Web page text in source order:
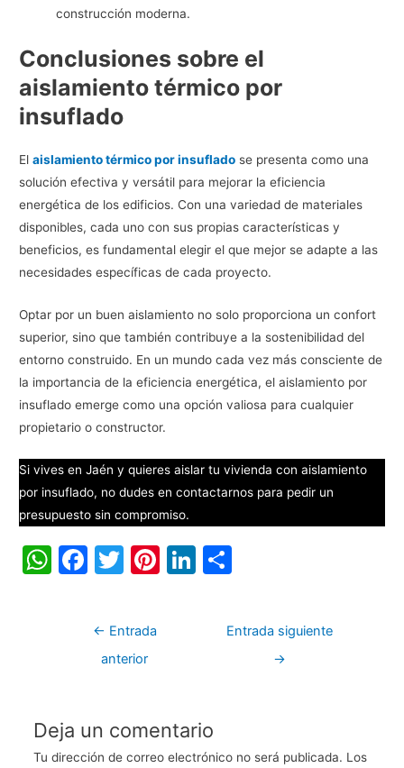
construcción moderna.
Conclusiones sobre el
aislamiento térmico por
insuflado
Elaislamiento térmico por insuflado se presenta como una
solución efectiva y versátil para mejorar la eficiencia
energética de los edificios. Con una variedad de materiales
disponibles, cada uno con sus propias características y
beneficios, es fundamental elegir el que mejor se adapte a las
necesidades específicas de cada proyecto.
Optar por un buen aislamiento no solo proporciona un confort
superior, sino que también contribuye a la sostenibilidad del
entorno construido. En un mundo cada vez más consciente de
la importancia de la eficiencia energética, el aislamiento por
insuflado emerge como una opción valiosa para cualquier
propietario o constructor.
Si vives en Jaén y quieres aislar tu vivienda con aislamiento
por insuflado, no dudes en contactarnos para pedir un
presupuesto sin compromiso.
W
p
F
c
e
b
o
T
itt
er
Pi Li
m
p
← Entrada
anterior
Entrada siguiente
→
Deja un comentario
Tu dirección de correo electrónico no será publicada. Los